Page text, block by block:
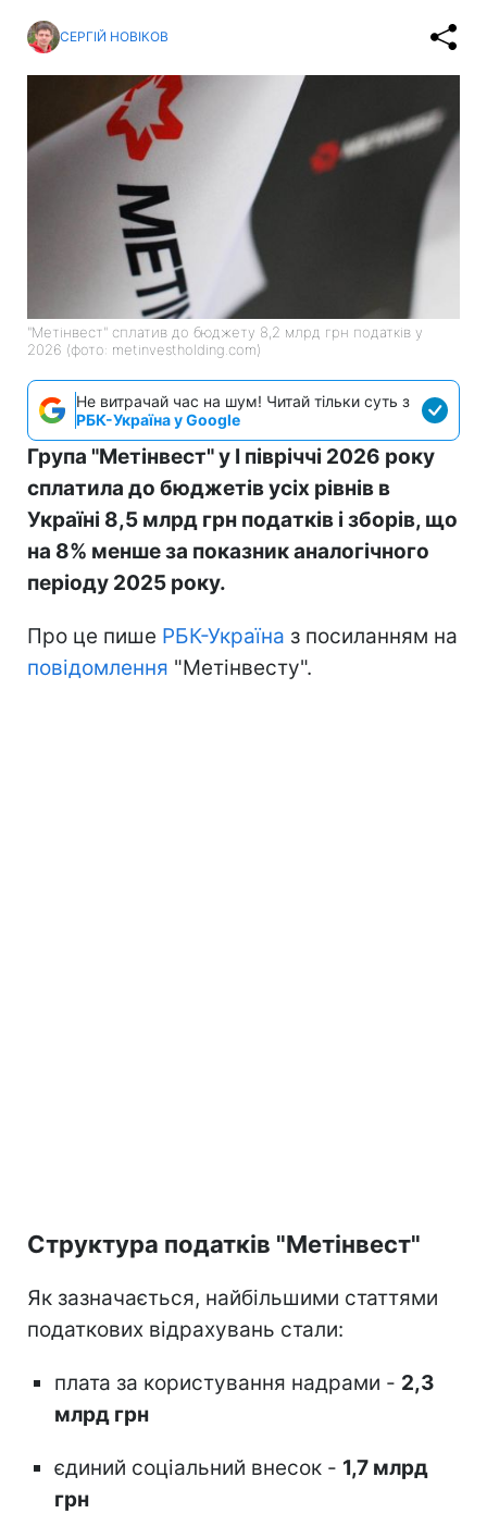
СЕРГІЙ НОВІКОВ
"Метінвест" сплатив до бюджету 8,2 млрд грн податків у
2026 (фото: metinvestholding.com)
Не витрачай час на шум! Читай тільки суть з
РБК-Україна у Google
Група "Метінвест" у I півріччі 2026 року
сплатила до бюджетів усіх рівнів в
Україні 8,5 млрд грн податків і зборів, що
на 8% менше за показник аналогічного
періоду 2025 року.
Про це пише РБК-Україна з посиланням на
повідомлення "Метінвесту".
Структура податків "Метінвест"
Як зазначається, найбільшими статтями
податкових відрахувань стали:
плата за користування надрами - 2,3
млрд грн
єдиний соціальний внесок - 1,7 млрд
грн